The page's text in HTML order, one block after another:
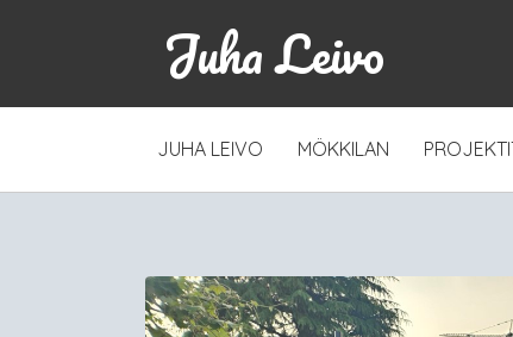
Juha Leivo
SKIP
CONTENT
JUHA LEIVO MÖKKILAN